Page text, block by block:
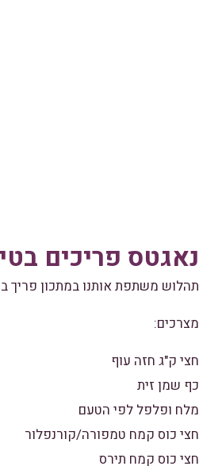
נאגטס פריכים
תהלוש משתפת אותנו במתכון פריך
מצרכים:
חצי ק"ג חזה עוף
כף שמן זית
מלח ופלפל לפי הטעם
חצי כוס קמח טמפורה/קורנפלור
חצי כוס קמח תירס